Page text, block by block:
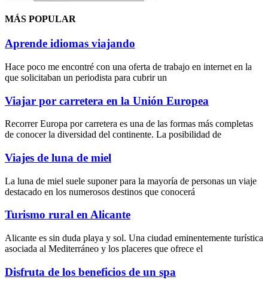
MÁS POPULAR
Aprende idiomas viajando
Hace poco me encontré con una oferta de trabajo en internet en la
que solicitaban un periodista para cubrir un
Viajar por carretera en la Unión Europea
Recorrer Europa por carretera es una de las formas más completas
de conocer la diversidad del continente. La posibilidad de
Viajes de luna de miel
La luna de miel suele suponer para la mayoría de personas un viaje
destacado en los numerosos destinos que conocerá
Turismo rural en Alicante
Alicante es sin duda playa y sol. Una ciudad eminentemente turística
asociada al Mediterráneo y los placeres que ofrece el
Disfruta de los beneficios de un spa